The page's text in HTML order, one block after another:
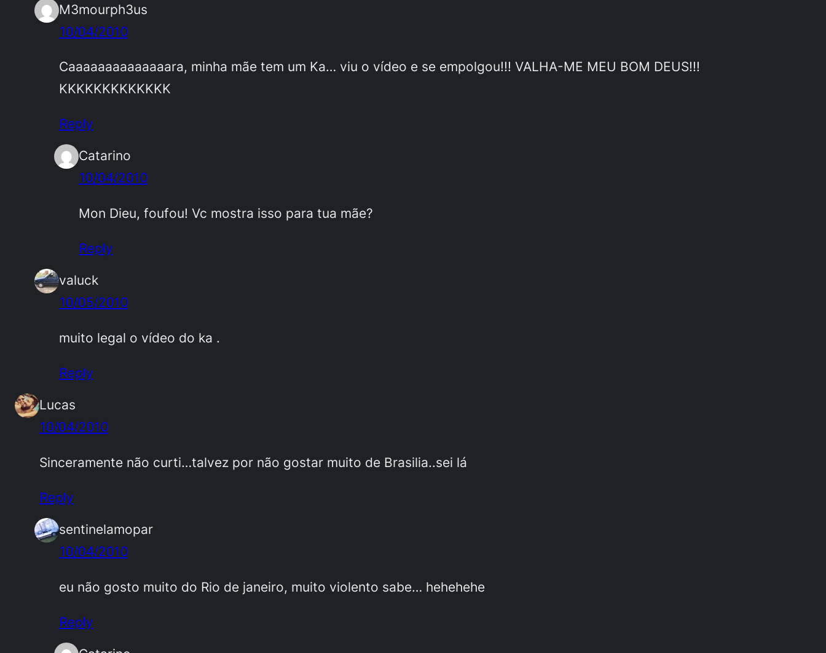
M3mourph3us
10/04/2010
Caaaaaaaaaaaaaara, minha mãe tem um Ka… viu o vídeo e se empolgou!!! VALHA-ME MEU BOM DEUS!!!
KKKKKKKKKKKKK
Reply
Catarino
10/04/2010
Mon Dieu, foufou! Vc mostra isso para tua mãe?
Reply
valuck
10/05/2010
muito legal o vídeo do ka .
Reply
Lucas
10/04/2010
Sinceramente não curti…talvez por não gostar muito de Brasilia..sei lá
Reply
sentinelamopar
10/04/2010
eu não gosto muito do Rio de janeiro, muito violento sabe… hehehehe
Reply